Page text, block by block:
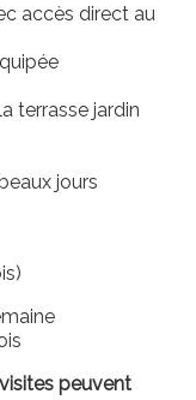
accès direct au
terrasse jardin
jours
peuvent